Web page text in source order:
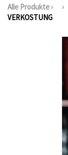
Alle Produkte› ›
VERKOSTUNG